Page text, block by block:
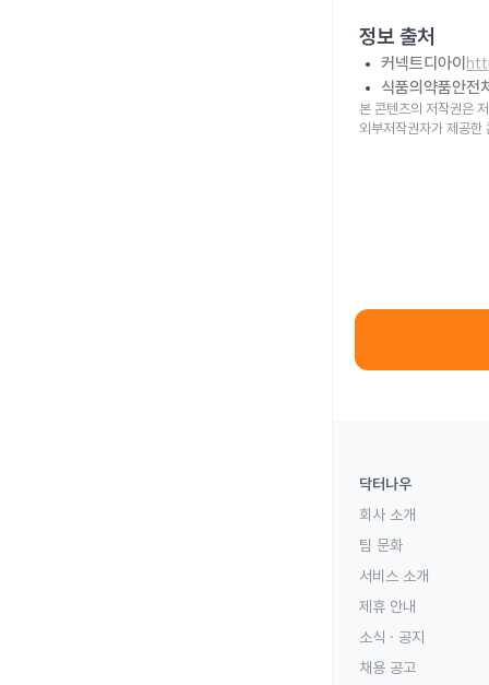
정보 출처
커넥트디아이
식품의약품안전
본 콘텐츠의 저작권은
외부저작권자가 제공한
닥터나우
회사 소개
팀 문화
서비스 소개
제휴 안내
소식 · 공지
채용 공고